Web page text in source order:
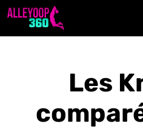
Aller
Les